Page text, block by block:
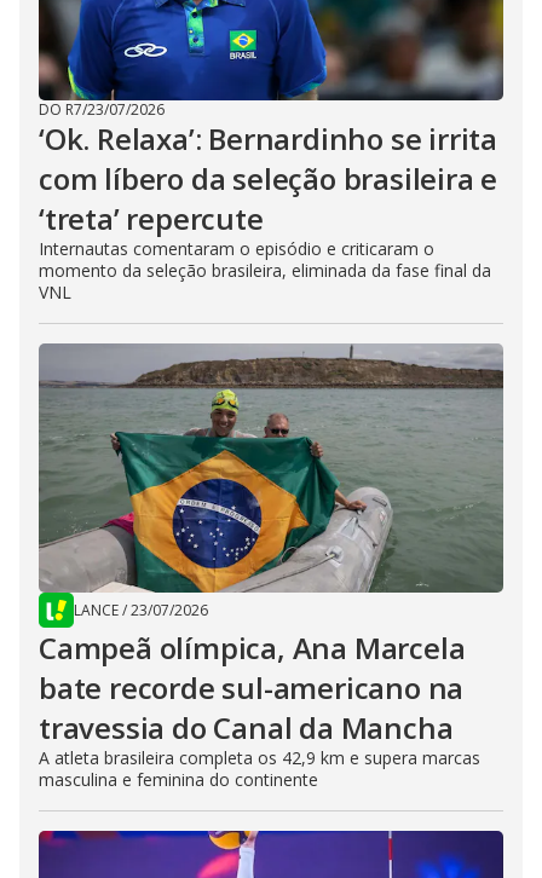
DO R7/23/07/2026
‘Ok. Relaxa’: Bernardinho se irrita
com líbero da seleção brasileira e
‘treta’ repercute
Internautas comentaram o episódio e criticaram o
momento da seleção brasileira, eliminada da fase final da
VNL
LANCE/23/07/2026
Campeã olímpica, Ana Marcela
bate recorde sul-americano na
travessia do Canal da Mancha
A atleta brasileira completa os 42,9 km e supera marcas
masculina e feminina do continente